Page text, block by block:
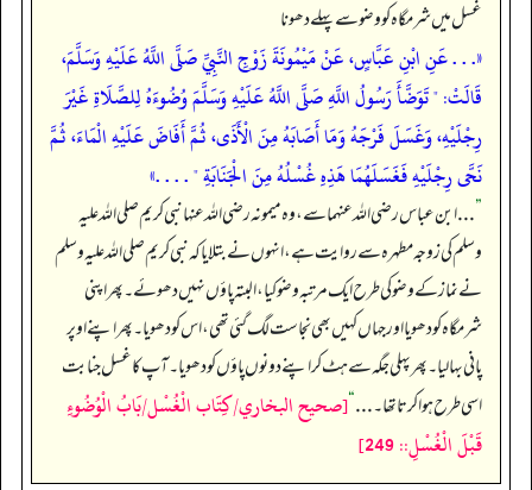
غسل میں شرمگاہ کو وضو سے پہلے دھونا
«. . . عَنِ ابْنِ عَبَّاسٍ، عَنْ مَيْمُونَةَ زَوْجِ النَّبِيِّ صَلَّى اللَّهُ عَلَيْهِ وَسَلَّمَ،
قَالَتْ: " تَوَضَّأَ رَسُولُ اللَّهِ صَلَّى اللَّهُ عَلَيْهِ وَسَلَّمَ وُضُوءَهُ لِلصَّلَاةِ غَيْرَ
رِجْلَيْهِ، وَغَسَلَ فَرْجَهُ وَمَا أَصَابَهُ مِنَ الْأَذَى، ثُمَّ أَفَاضَ عَلَيْهِ الْمَاءَ، ثُمَّ
نَحَّى رِجْلَيْهِ فَغَسَلَهُمَا هَذِهِ غُسْلُهُ مِنَ الْجَنَابَةِ " . . . .»
”. . . ابن عباس رضی اللہ عنہما سے، وہ میمونہ رضی اللہ عنہا نبی کریم صلی اللہ علیہ
وسلم کی زوجہ مطہرہ سے روایت ہے، انہوں نے بتلایا کہ نبی کریم صلی اللہ علیہ وسلم
نے نماز کے وضو کی طرح ایک مرتبہ وضو کیا، البتہ پاؤں نہیں دھوئے۔ پھر اپنی
شرمگاہ کو دھویا اور جہاں کہیں بھی نجاست لگ گئی تھی، اس کو دھویا۔ پھر اپنے اوپر
پانی بہا لیا۔ پھر پہلی جگہ سے ہٹ کر اپنے دونوں پاؤں کو دھویا۔ آپ کا غسل جنابت
اسی طرح ہوا کرتا تھا۔ . . .“[صحيح البخاري/كِتَاب الْغُسْل/بَابُ الْوُضُوءِ
قَبْلَ الْغُسْلِ:: 249]